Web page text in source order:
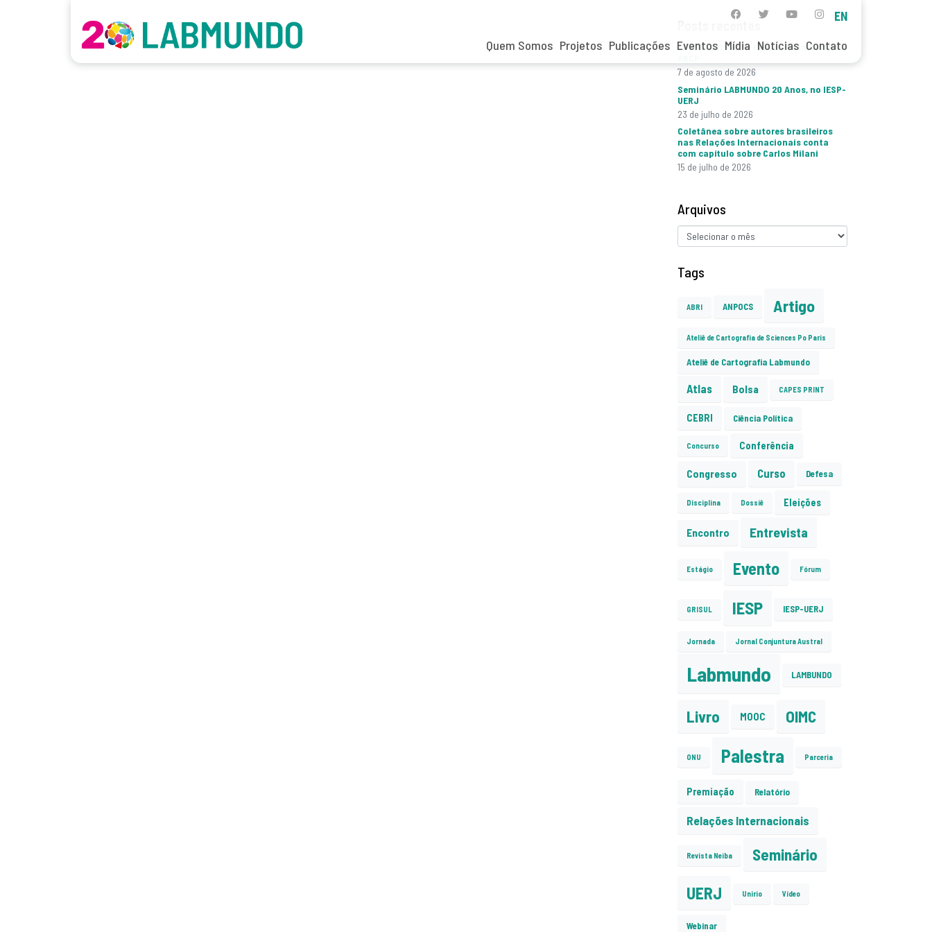
Quem Somos Projetos Publicações Eventos Mídia Notícias Contato
EN
Posts recentes
LABMUNDO no 15º Encontro Nacional da
7 de agosto de 2026
Seminário LABMUNDO 20 Anos, no IESP-
UERJ
23 de julho de 2026
Coletânea sobre autores brasileiros
nas Relações Internacionais conta
com capítulo sobre Carlos Milani
15 de julho de 2026
Arquivos
Tags
ABRI ANPOCS Artigo
Ateliê de Cartografia de Sciences Po Paris
Ateliê de Cartografia Labmundo
Atlas Bolsa CAPES PRINT
CEBRI Ciência Política
Concurso Conferência
Congresso Curso Defesa
Disciplina Dossiê Eleições
Encontro Entrevista
Estágio Evento Fórum
GRISUL IESP IESP-UERJ
Jornada Jornal Conjuntura Austral
Labmundo LAMBUNDO
Livro MOOC OIMC
ONU Palestra Parceria
Premiação Relatório
Relações Internacionais
Revista Neiba Seminário
UERJ Unirio Vídeo
Webinar